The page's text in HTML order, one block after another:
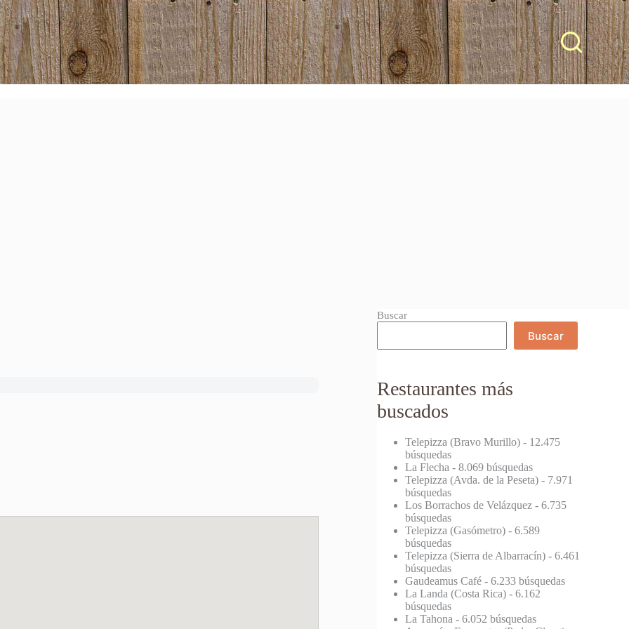
Buscar
Buscar
Restaurantes más
buscados
Telepizza (Bravo Murillo) - 12.475
búsquedas
La Flecha - 8.069 búsquedas
Telepizza (Avda. de la Peseta) - 7.971
búsquedas
Los Borrachos de Velázquez - 6.735
búsquedas
Telepizza (Gasómetro) - 6.589
búsquedas
Telepizza (Sierra de Albarracín) - 6.461
búsquedas
Gaudeamus Café - 6.233 búsquedas
La Landa (Costa Rica) - 6.162
búsquedas
La Tahona - 6.052 búsquedas